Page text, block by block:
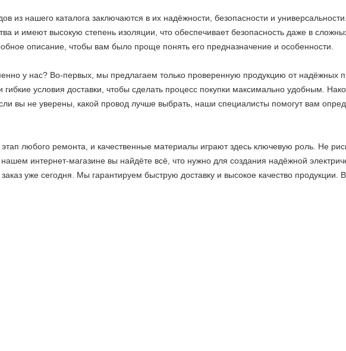
из нашего каталога заключаются в их надёжности, безопасности и
и имеют высокую степень изоляции, что обеспечивает безопасность даже в
описание, чтобы вам было проще понять его предназначение и особенности.
у нас? Во-первых, мы предлагаем только проверенную продукцию от надёжных
условия доставки, чтобы сделать процесс покупки максимально удобным.
вы не уверены, какой провод лучше выбрать, наши специалисты помогут вам
любого ремонта, и качественные материалы играют здесь ключевую роль. Не
интернет-магазине вы найдёте всё, что нужно для создания надёжной
уже сегодня. Мы гарантируем быструю доставку и высокое качество